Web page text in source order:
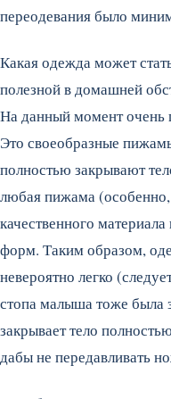
переодевания было
Какая одежда может
полезной в домашней
На данный момент очень
Это своеобразные
полностью закрывают
любая пижама (особенно,
качественного
форм. Таким образом,
невероятно легко
стопа малыша тоже была
закрывает тело
дабы не передавливать